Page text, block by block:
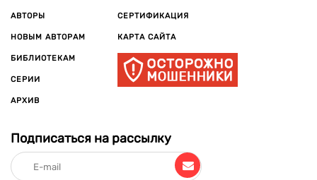
АВТОРЫ
НОВЫМ АВТОРАМ
БИБЛИОТЕКАМ
СЕРИИ
АРХИВ
СЕРТИФИКАЦИЯ
КАРТА САЙТА
Подписаться на рассылку